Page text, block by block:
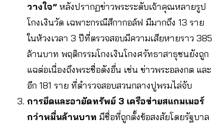
วางใจ” หลังปรากฏข่าวพระระดับเจ้าคุณหลายรูป
โกงเงินวัด เฉพาะกรณีสีกากอล์ฟ มีมากถึง 13 ราย
ในห้วงเวลา 3 ปีที่ตรวจสอบมีความเสียหายราว 385
ล้านบาท พฤติกรรมโกงเงินโกงศรัทธาสาธุชนยังถูก
แฉต่อเนื่องถึงพระชื่อดังอื่น เช่น ข่าวพระอลงกต และ
อีก 181 ราย ที่ตำรวจสอบสวนกลางปูพรมไล่จับ
การยึดและอายัดทรัพย์ 3 เครือข่ายสแกมเมอร์
กว่าหมื่นล้านบาท มีชื่อที่ถูกตั้งข้อสงสัยโดยรัฐบาล